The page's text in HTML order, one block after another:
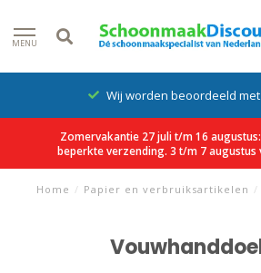
MENU
Wij worden beoordeeld
Zomervakantie 27 juli t/m 16
beperkte verzending. 3 t/m 7 augustus
Home / Papier en verbruiksartikelen /